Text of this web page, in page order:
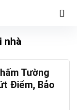
nhà
Tường
Điểm, Bảo